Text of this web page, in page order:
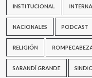
INSTITUCIONAL
NACIONALES PODCAST
RELIGIÓN
SARANDÍ GRANDE